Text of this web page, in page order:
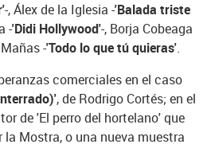
-, Álex de la Iglesia -'Balada triste
-'Didi Hollywood'-, Borja Cobeaga
-'Todo lo que tú quieras'.
comerciales en el caso
, de Rodrigo Cortés; en el
de 'El perro del hortelano' que
Mostra, o una nueva muestra